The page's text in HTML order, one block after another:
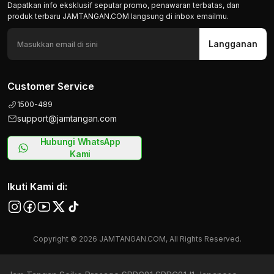
Dapatkan info eksklusif seputar promo, penawaran terbatas, dan
produk terbaru JAMTANGAN.COM langsung di inbox emailmu.
Langganan
Customer Service
1500-489
support@jamtangan.com
Hubungi WhatsApp
Kami
Ikuti Kami di:
Copyright © 2026 JAMTANGAN.COM, All Rights Reserved.